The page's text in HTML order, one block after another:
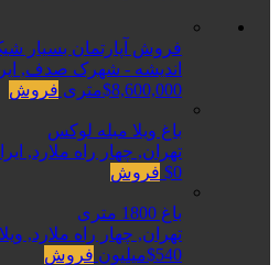
فروش آپارتمان بسیار شیک 261
اندیشه - شهرک صدف,
$8,600,000متری
فروش
باغ ویلا مبله لوکس
تهران, چهار راه ملارد,
$0 فروش
باغ 1800 متری
تهران, چهار راه ملارد,
$540میلیون
فروش